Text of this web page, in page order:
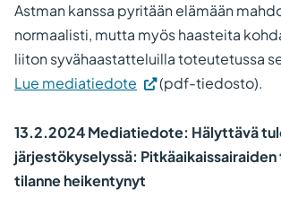
Astman kanssa pyritään elämään
normaalisti, mutta myös haasteita
liiton syvähaastatteluilla toteutetussa
Lue mediatiedote
(pdf-tiedosto).
13.2.2024 Mediatiedote: Hälyttävä
järjestökyselyssä:
tilanne heikentynyt